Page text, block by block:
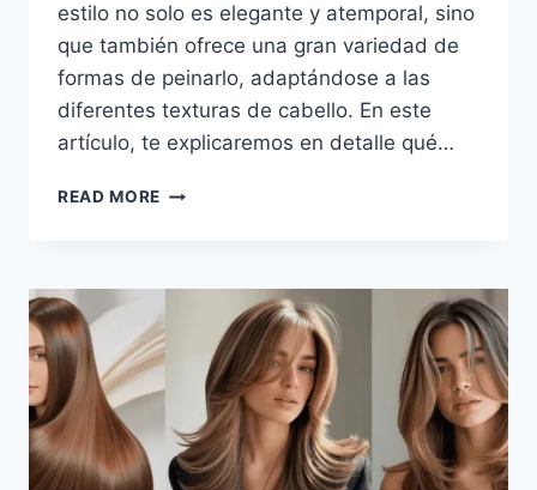
estilo no solo es elegante y atemporal, sino
que también ofrece una gran variedad de
formas de peinarlo, adaptándose a las
diferentes texturas de cabello. En este
artículo, te explicaremos en detalle qué…
READ MORE CORTE
LA
OPCIÓN
IDEAL
PARA
VOLUMEN,
TEXTURA
ESTILO